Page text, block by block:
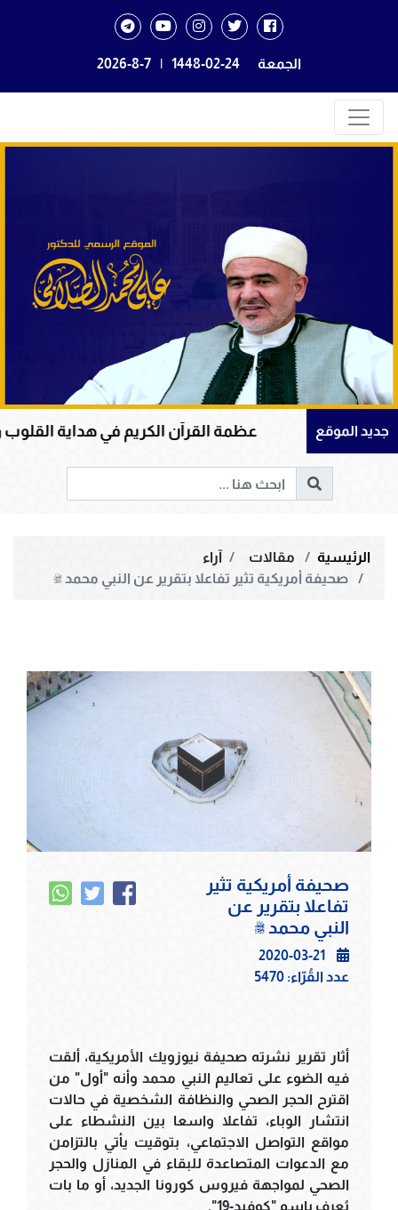
الجمعة 1448-02-24
|
2026-8-7
جديد الموقععظمة القرآن الكريم في هداية القلوب وإصلاح
الرئيسية مقالات
آراء
صحيفة أمريكية تثير تفاعلا بتقرير عن النبي محمد ﷺ
صحيفة أمريكية تثير
تفاعلا بتقرير عن
النبي محمد ﷺ
2020-03-21
عدد القُرّاء: 5470
أثار تقرير نشرته صحيفة نيوزويك الأمريكية، ألقت
فيه الضوء على تعاليم النبي محمد وأنه "أول" من
اقترح الحجر الصحي والنظافة الشخصية في حالات
انتشار الوباء، تفاعلا واسعا بين النشطاء على
مواقع التواصل الاجتماعي، بتوقيت يأتي بالتزامن
مع الدعوات المتصاعدة للبقاء في المنازل والحجر
الصحي لمواجهة فيروس كورونا الجديد، أو ما بات
يُعرف باسم "كوفيد-19".